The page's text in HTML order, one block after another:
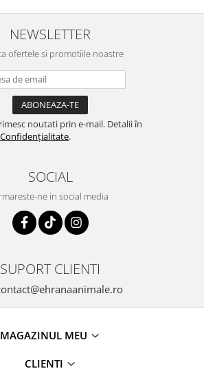
NEWSLETTER
ofertele si promotiile noastre
noutati prin e-mail. Detalii în
.
SOCIAL
ne in social media
SUPORT CLIENTI
MAGAZINUL MEU
CLIENTI